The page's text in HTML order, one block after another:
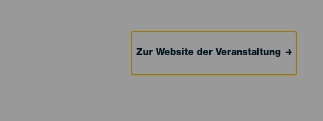
Zur Website der Veranstaltung